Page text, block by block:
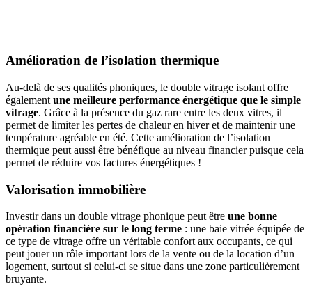
Amélioration de l’isolation thermique
Au-delà de ses qualités phoniques, le double vitrage isolant offre
également une meilleure performance énergétique que le simple
vitrage. Grâce à la présence du gaz rare entre les deux vitres, il
permet de limiter les pertes de chaleur en hiver et de maintenir une
température agréable en été. Cette amélioration de l’isolation
thermique peut aussi être bénéfique au niveau financier puisque cela
permet de réduire vos factures énergétiques !
Valorisation immobilière
Investir dans un double vitrage phonique peut être une bonne
opération financière sur le long terme : une baie vitrée équipée de
ce type de vitrage offre un véritable confort aux occupants, ce qui
peut jouer un rôle important lors de la vente ou de la location d’un
logement, surtout si celui-ci se situe dans une zone particulièrement
bruyante.